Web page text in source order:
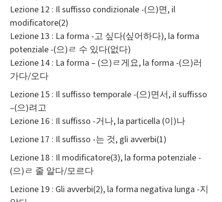
Lezione 12 : Il suffisso condizionale -(으)면, il
modificatore(2)
Lezione 13 : La forma -고 싶다(싶어하다), la forma
potenziale -(으)ㄹ 수 있다(없다)
Lezione 14 : La forma – (으)ㄹ게요, la forma -(으)러
가다/오다
Lezione 15 : Il suffisso temporale -(으)면서, il suffisso
–(으)려고
Lezione 16 : Il suffisso -거나, la particella (이)나
Lezione 17 : Il suffisso -는 것, gli avverbi(1)
Lezione 18 : Il modificatore(3), la forma potenziale -
(으)ㄹ 줄 알다/모르다
Lezione 19 : Gli avverbi(2), la forma negativa lunga -지